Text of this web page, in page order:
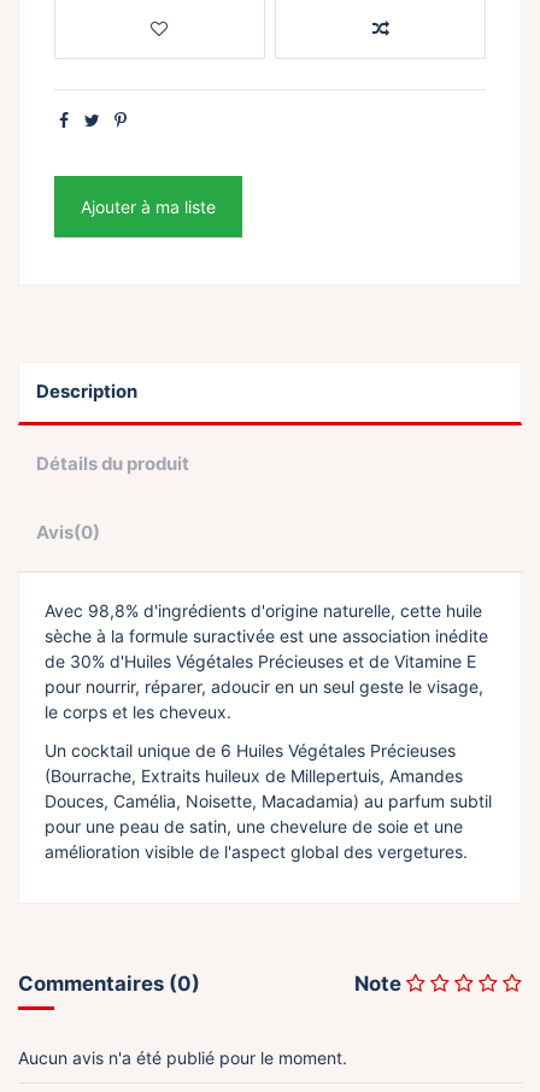
Ajouter à ma liste
Description
Détails du produit
Avis(0)
Avec 98,8% d'ingrédients d'origine naturelle, cette huile
sèche à la formule suractivée est une association inédite
de 30% d'Huiles Végétales Précieuses et de Vitamine E
pour nourrir, réparer, adoucir en un seul geste le visage,
le corps et les cheveux.
Un cocktail unique de 6 Huiles Végétales Précieuses
(Bourrache, Extraits huileux de Millepertuis, Amandes
Douces, Camélia, Noisette, Macadamia) au parfum subtil
pour une peau de satin, une chevelure de soie et une
amélioration visible de l'aspect global des vergetures.
Note
Commentaires (0)
Aucun avis n'a été publié pour le moment.